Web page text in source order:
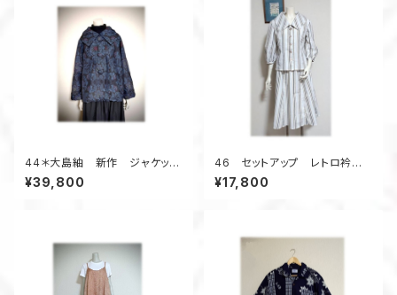
44＊大島紬 新作 ジャケッ
ト 昭和レトロ 着物リメイク
花柄 黒×紺系
¥39,800
46 セットアップ レトロ衿ブラ
ウス フレアスカート デッドス
トック浴衣地 ストライプ 夏の
¥17,800